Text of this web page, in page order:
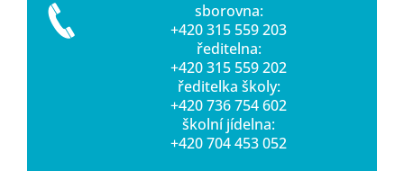
sborovna:
+420 315 559 203
ředitelna:
+420 315 559 202
ředitelka školy:
+420 736 754 602
školní jídelna:
+420 704 453 052